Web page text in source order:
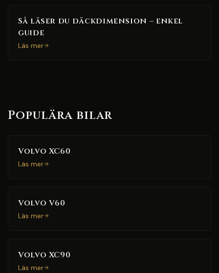
Så läser du däckdimension – enkel
guide
Läs mer
Populära bilar
Volvo XC60
Läs mer
Volvo V60
Läs mer
Volvo XC90
Läs mer